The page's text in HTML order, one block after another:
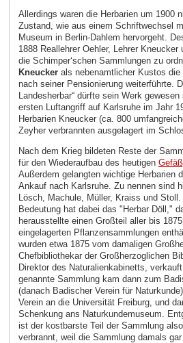
Allerdings waren die Herbarien um 1900
Zustand, wie aus einem Schriftwechsel
Museum in Berlin-Dahlem hervorgeht.
1888 Reallehrer Oehler, Lehrer
die Schimper‘schen Sammlungen zu
Kneuckerals nebenamtlicher Kustos die
nach seiner Pensionierung weiterführte.
Landesherbar“ dürfte sein Werk
ersten Luftangriff auf Karlsruhe im Jahr
Herbarien Kneucker (ca. 800
Zeyher verbrannten ausgelagert im
Nach dem Krieg bildeten Reste der
für den Wiederaufbau des heutigen
Außerdem gelangten wichtige Herbarien
Ankauf nach Karlsruhe. Zu nennen sind
Lösch, Machule, Müller, Kraiss und
Bedeutung hat dabei das "Herbar Döll,"
herausstellte einen Großteil aller bis
eingelagerten Pflanzensammlungen
wurden etwa 1875 vom damaligen
Chefbibliothekar der Großherzoglichen
Direktor des Naturalienkabinetts,
genannte Sammlung kam dann zum
(danach Badischer Verein für
Verein an die Universität Freiburg, und
Schenkung ans Naturkundemuseum.
ist der kostbarste Teil der Sammlung
verbrannt, weil die Sammlung damals